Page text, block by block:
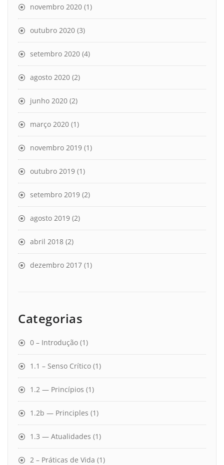
novembro 2020 (1)
outubro 2020 (3)
setembro 2020 (4)
agosto 2020 (2)
junho 2020 (2)
março 2020 (1)
novembro 2019 (1)
outubro 2019 (1)
setembro 2019 (2)
agosto 2019 (2)
abril 2018 (2)
dezembro 2017 (1)
Categorias
0 – Introdução (1)
1.1 – Senso Crítico (1)
1.2 — Princípios (1)
1.2b — Principles (1)
1.3 — Atualidades (1)
2 – Práticas de Vida (1)